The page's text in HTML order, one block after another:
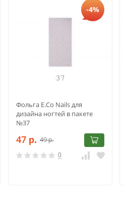
-4%
Фольга E.Co Nails для
дизайна ногтей в пакете
№37
47 р. 49р.
0